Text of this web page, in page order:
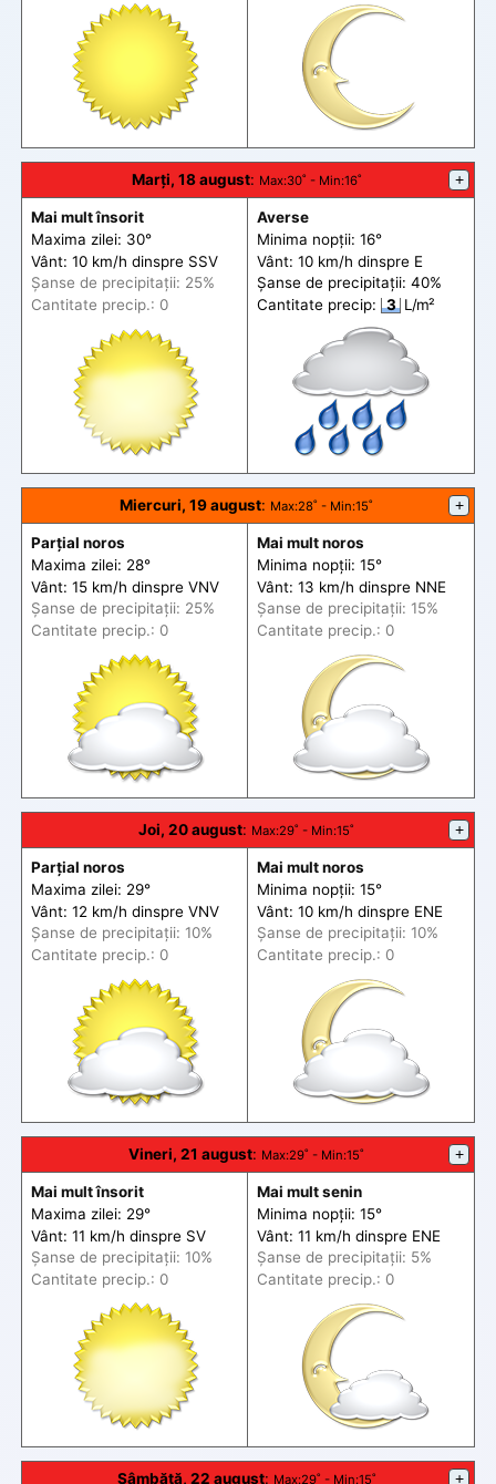
Marți, 18 august: Max:30˚ - Min:16˚ +
Mai mult însorit
Maxima zilei: 30°
Vânt: 10 km/h dinspre SSV
Șanse de precipitații: 25%
Cantitate precip.: 0
Averse
Minima nopții: 16°
Vânt: 10 km/h dinspre E
Șanse de precipitații: 40%
Cantitate precip:
3 L/m²
Miercuri, 19 august: Max:28˚ - Min:15˚ +
Parțial noros
Maxima zilei: 28°
Vânt: 15 km/h dinspre VNV
Șanse de precipitații: 25%
Cantitate precip.: 0
Mai mult noros
Minima nopții: 15°
Vânt: 13 km/h dinspre NNE
Șanse de precipitații: 15%
Cantitate precip.: 0
Joi, 20 august: Max:29˚ - Min:15˚ +
Parțial noros
Maxima zilei: 29°
Vânt: 12 km/h dinspre VNV
Șanse de precipitații: 10%
Cantitate precip.: 0
Mai mult noros
Minima nopții: 15°
Vânt: 10 km/h dinspre ENE
Șanse de precipitații: 10%
Cantitate precip.: 0
Vineri, 21 august: Max:29˚ - Min:15˚ +
Mai mult însorit
Maxima zilei: 29°
Vânt: 11 km/h dinspre SV
Șanse de precipitații: 10%
Cantitate precip.: 0
Mai mult senin
Minima nopții: 15°
Vânt: 11 km/h dinspre ENE
Șanse de precipitații: 5%
Cantitate precip.: 0
Sâmbătă, 22 august: Max:29˚ - Min:15˚ +